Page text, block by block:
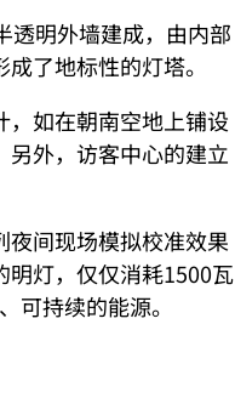
明外墙建成，由内部
了地标性的灯塔。
如在朝南空地上铺设
外，访客中心的建立
间现场模拟校准效果
灯，仅仅消耗1500瓦
持续的能源。